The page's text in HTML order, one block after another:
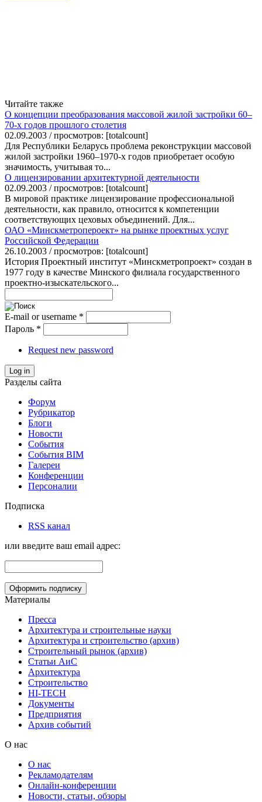
Читайте также
О концепции преобразования массовой жилой застройки 60–
70-х годов прошлого столетия
02.09.2003 / просмотров: [totalcount]
Для Республики Беларусь проблема реконструкции массовой
жилой застройки 1960–1970-х годов приобретает особую
значимость, учитывая то...
О лицензировании архитектурной деятельности
02.09.2003 / просмотров: [totalcount]
В мировой практике лицензирование профессиональной
деятельности, как правило, относится к компетенции
соответствующих цеховых объединений. Для...
ОАО «Минскметропероект» на рынке проектных услуг
Российской Федерации
26.10.2003 / просмотров: [totalcount]
История Проектный институт «Минскметропроект» создан в
1977 году в качестве Минского филиала государственного
проектно-изыскательского...
E-mail or username *
Пароль *
Request new password
Log in
Разделы сайта
Форум
Рубрикатор
Блоги
Новости
События
События BIM
Галереи
Конференции
Персоналии
Подписка
RSS канал
или введите ваш email адрес:
Материалы
Пресса
Архитектура и строительные науки
Архитектура и строительство (архив)
Строительный рынок (архив)
Статьи АиС
Архитектура
Строительство
HI-TECH
Документы
Предприятия
Архив событий
О нас
О нас
Рекламодателям
Онлайн-конференции
Новости, статьи, обзоры